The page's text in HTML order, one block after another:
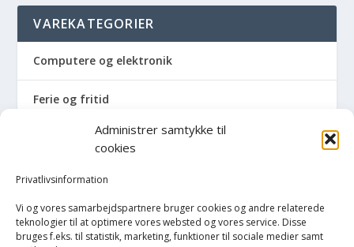
Administrer samtykke til
cookies
Privatlivsinformation
Vi og vores samarbejdspartnere bruger cookies og andre relaterede
teknologier til at optimere vores websted og vores service. Disse
bruges f.eks. til statistik, marketing, funktioner til sociale medier samt
VAREKATEGORIER
Computere og elektronik
Ferie og fritid
Hus og have
Havemaskiner
Hvidevarer